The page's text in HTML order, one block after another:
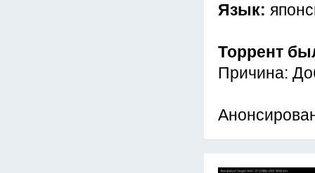
Язык:
Торрент
Причина: